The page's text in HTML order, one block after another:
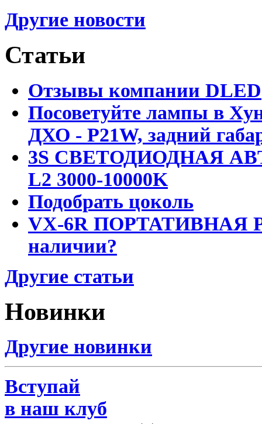
Другие новости
Статьи
Отзывы компании DLED
Посоветуйте лампы в
ДХО - P21W, задний
3S СВЕТОДИОДНАЯ
L2 3000-10000K
Подобрать цоколь
VX-6R ПОРТАТИВНАЯ
наличии?
Другие статьи
Новинки
Другие новинки
Вступай
в наш клуб